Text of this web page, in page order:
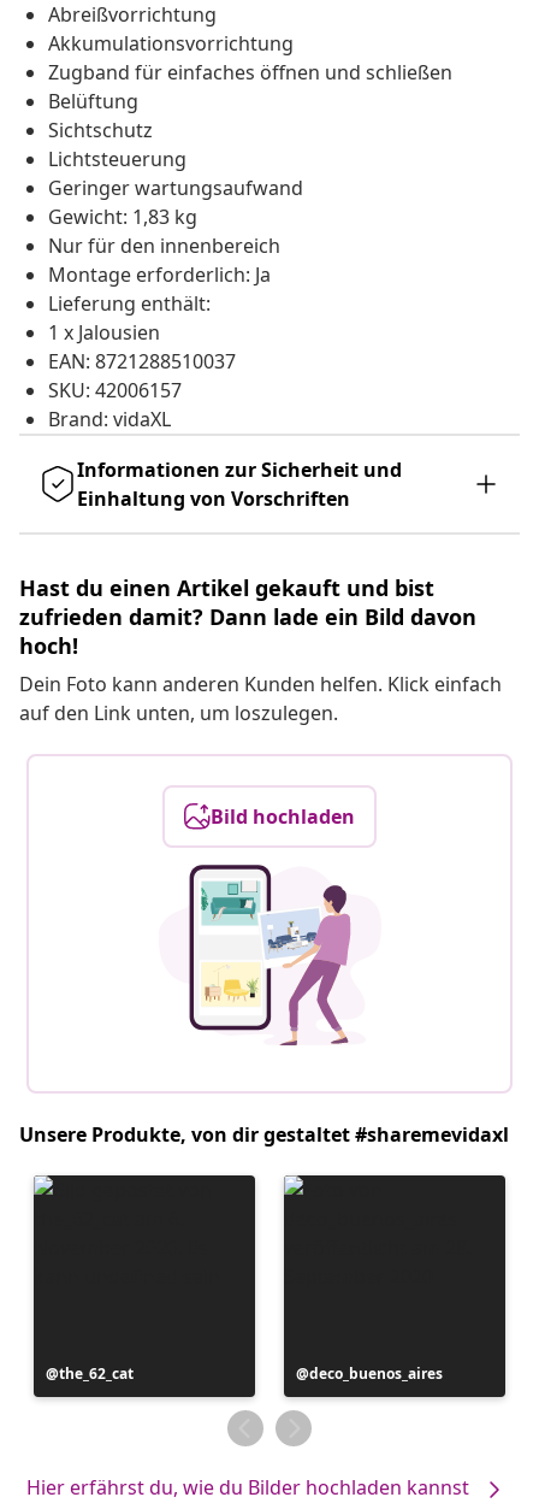
Abreißvorrichtung
Akkumulationsvorrichtung
Zugband für einfaches öffnen und schließen
Belüftung
Sichtschutz
Lichtsteuerung
Geringer wartungsaufwand
Gewicht: 1,83 kg
Nur für den innenbereich
Montage erforderlich: Ja
Lieferung enthält:
1 x Jalousien
EAN: 8721288510037
SKU: 42006157
Brand: vidaXL
Informationen zur Sicherheit und
Einhaltung von Vorschriften
Hast du einen Artikel gekauft und bist
zufrieden damit? Dann lade ein Bild davon
hoch!
Dein Foto kann anderen Kunden helfen. Klick einfach
auf den Link unten, um loszulegen.
Bild hochladen
Unsere Produkte, von dir gestaltet #sharemevidaxl
Beitrag
veröffentlicht
the_62_cat
Beitrag
veröffentlicht
von
deco_buenos_aires
Hier erfährst du, wie du Bilder hochladen kannst